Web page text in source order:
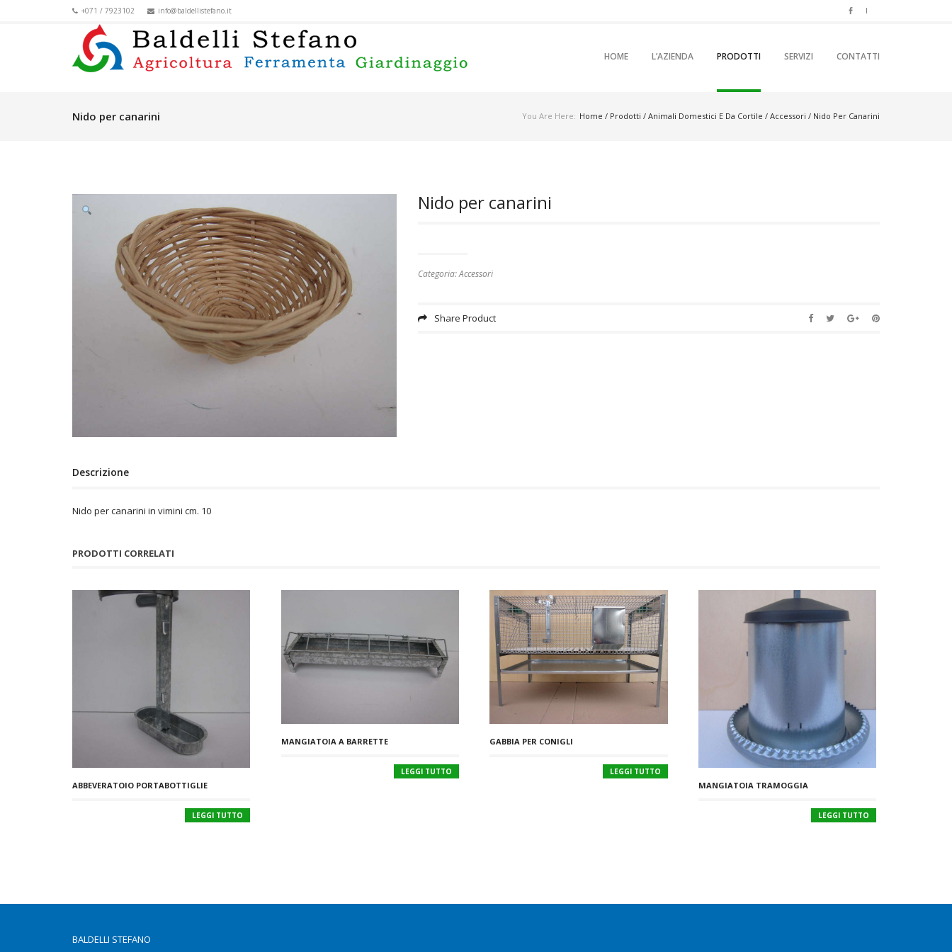
+071 / 7923102 info@baldellistefano.it
SKIP TO PRIMARY CONTENT
SKIP TO SECONDARY CONTENT
HOME L’AZIENDA PRODOTTI SERVIZI CONTATTI
Nido per canarini You Are Here: Home / Prodotti / Animali Domestici E Da Cortile / Accessori / Nido Per Canarini
Nido per canarini
Categoria:Accessori
Share Product
Descrizione
Nido per canarini in vimini cm. 10
PRODOTTI CORRELATI
ABBEVERATOIO PORTABOTTIGLIE
LEGGI TUTTO
MANGIATOIA A BARRETTE
LEGGI TUTTO
GABBIA PER CONIGLI
LEGGI TUTTO
MANGIATOIA TRAMOGGIA
LEGGI TUTTO
BALDELLI STEFANO